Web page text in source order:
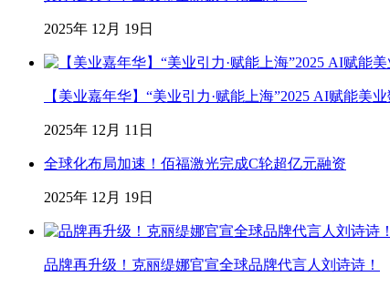
2025年 12月 19日
【美业嘉年华】“美业引力·赋能上海”2025 AI赋能美
2025年 12月 11日
全球化布局加速！佰福激光完成C轮超亿元融资
2025年 12月 19日
品牌再升级！克丽缇娜官宣全球品牌代言人刘诗诗！